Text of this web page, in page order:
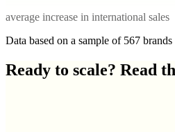
average increase in international sales
Data based on a sample of 567
Ready to scale? Read